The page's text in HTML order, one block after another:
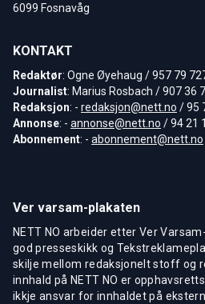
6099 Fosnavåg
KONTAKT
Redaktør: Ogne Øyehaug / 957 79
Journalist: Marius Rosbach / 907 36
Redaksjon: - redaksjon@nett.no / 95
Annonse: - annonse@nett.no / 94 21
Abonnement: - abonnement@nett.no
Ver varsam-plakaten
NETT NO arbeider etter Ver
god presseskikk og
skilje mellom redaksjonelt stoff og
innhald på NETT NO er
ikkje ansvar for innhaldet på